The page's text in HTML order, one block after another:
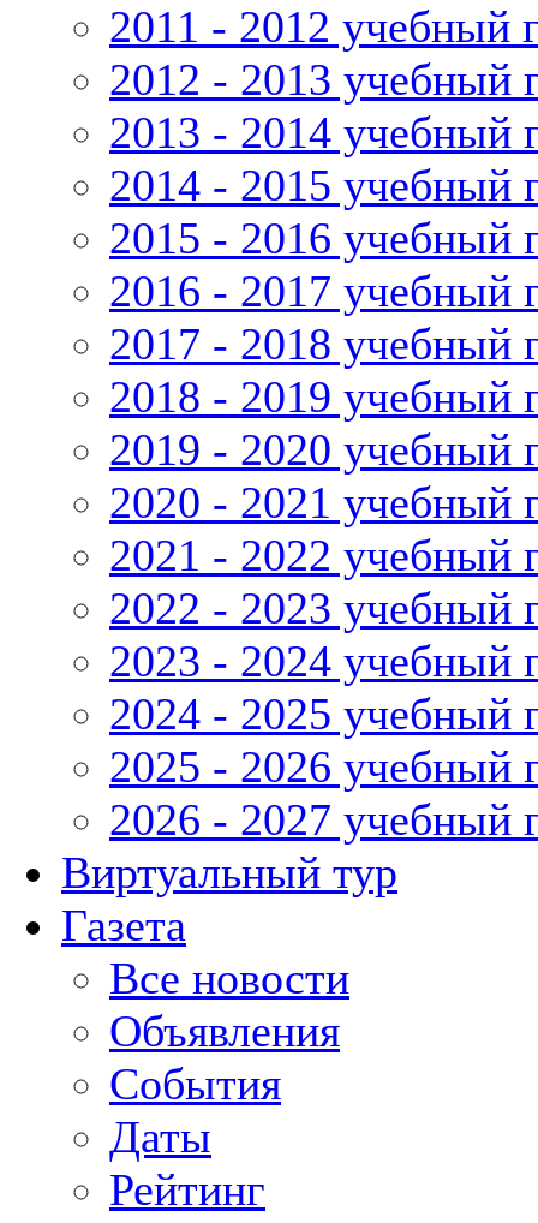
2011 - 2012 учебный
2012 - 2013 учебный
2013 - 2014 учебный
2014 - 2015 учебный
2015 - 2016 учебный
2016 - 2017 учебный
2017 - 2018 учебный
2018 - 2019 учебный
2019 - 2020 учебный
2020 - 2021 учебный
2021 - 2022 учебный
2022 - 2023 учебный
2023 - 2024 учебный
2024 - 2025 учебный
2025 - 2026 учебный
2026 - 2027 учебный
Виртуальный тур
Газета
Все новости
Объявления
События
Даты
Рейтинг